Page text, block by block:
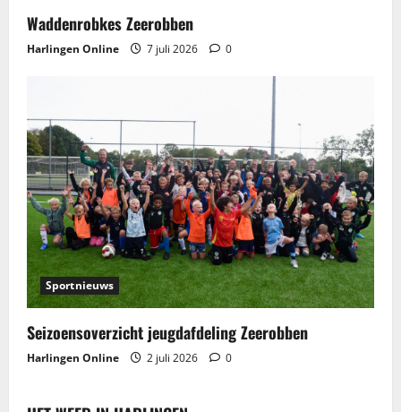
Waddenrobkes Zeerobben
Harlingen Online 7 juli 2026 0
Sportnieuws
Seizoensoverzicht jeugdafdeling Zeerobben
Harlingen Online 2 juli 2026 0